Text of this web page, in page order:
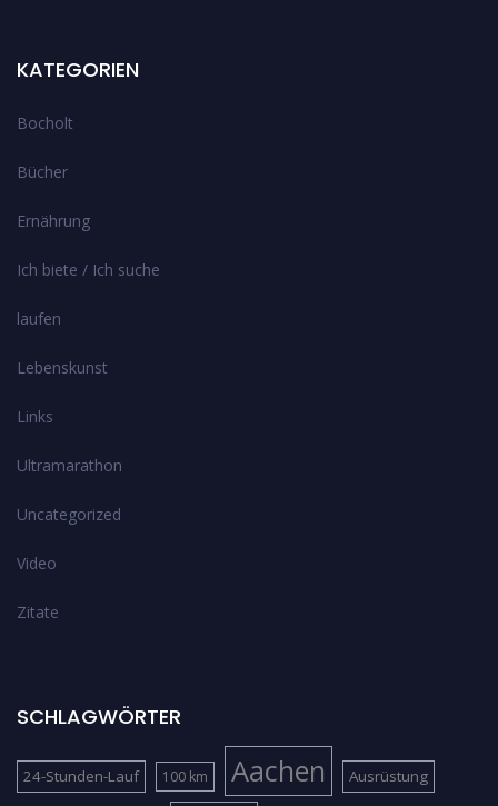
KATEGORIEN
Bocholt
Bücher
Ernährung
Ich biete / Ich suche
laufen
Lebenskunst
Links
Ultramarathon
Uncategorized
Video
Zitate
SCHLAGWÖRTER
24-Stunden-Lauf 100 km Aachen Ausrüstung